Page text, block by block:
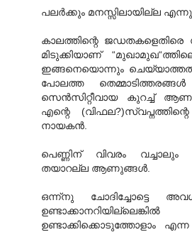
പലര്‍ക്കും മനസ്സിലായില്ല
കാലത്തിന്റെ ജഡതകളെതിരെ
മിടുക്കിയാണ്
ഇങ്ങനെയൊന്നും
പോലത്ത
സെന്‍സിറ്റീവായ കുറച്ച്
എന്റെ
നായകന്‍.
പെണ്ണിന് വിവരം
തയാറല്ല ആണുങ്ങള്‍.
ഒന്ന്നു ചോദിച്ചോട്ടെ
ഉണ്ടാക്കിക്കൊടുത്തോളാം